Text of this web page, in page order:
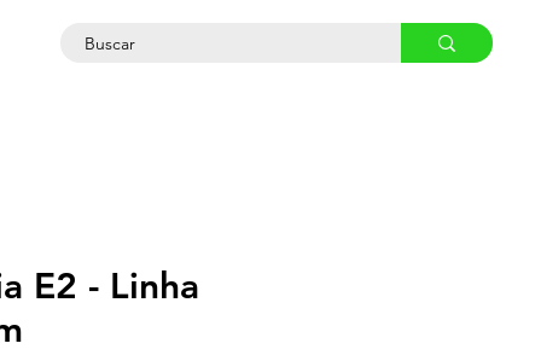
E2 - Linha